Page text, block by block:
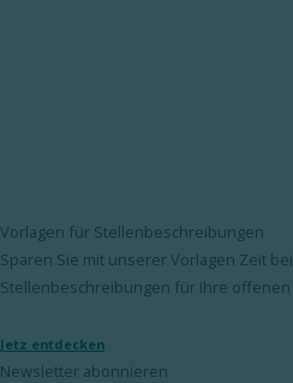
Vorlagen für Stellenbeschreibungen
Sparen Sie mit unserer Vorlagen Zeit
Stellenbeschreibungen für Ihre offenen
Jetz entdecken
Newsletter abonnieren